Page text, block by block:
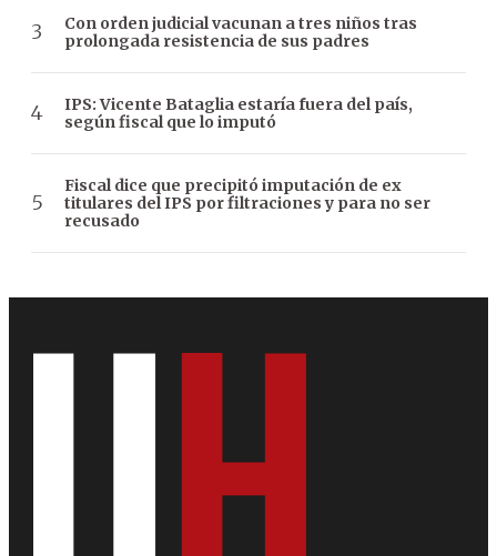
Con orden judicial vacunan a tres niños tras
prolongada resistencia de sus padres
IPS: Vicente Bataglia estaría fuera del país,
según fiscal que lo imputó
Fiscal dice que precipitó imputación de ex
titulares del IPS por filtraciones y para no ser
recusado